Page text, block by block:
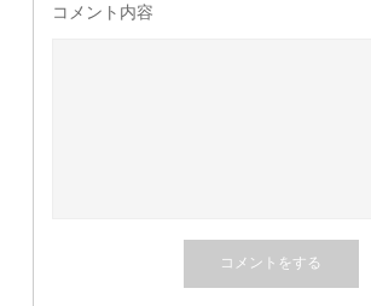
コメント内容